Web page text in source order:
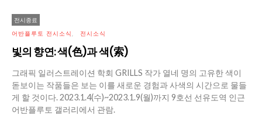
전시종료
어반플루토 전시소식 전시소식
빛의 향연: 색(色)과 색(索)
그래픽 일러스트레이션 학회 GRILLS 작가 열네 명의 고유한 색이
돋보이는 작품들은 보는 이를 새로운 경험과 사색의 시간으로 물들
게 할 것이다. 2023.1.4(수)~2023.1.9(월)까지 9호선 선유도역 인근
어반플루토 갤러리에서 관람.